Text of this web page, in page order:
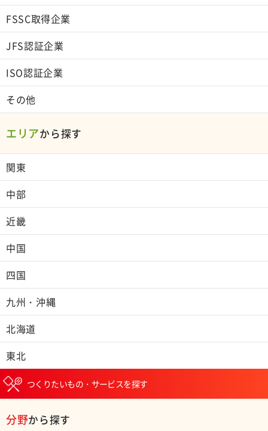
FSSC取得企業
JFS認証企業
ISO認証企業
その他
エリアから探す
関東
中部
近畿
中国
四国
九州・沖縄
北海道
東北
つくりたいもの・サービスを探す
分野から探す